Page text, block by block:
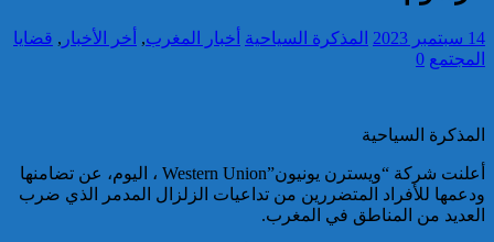
تقديم 17 موقوفا على أنظار النيابة
العامة لدى محكمة الاستئناف
كاريكاتير
14 سبتمبر 2023 المذكرة السياحية أخبار المغرب, أخر الأخبار , قضايا
المجتمع 0
المذكرة السياحية
أعلنت شركة “ويسترن يونيون”Western Union ، اليوم، عن تضامنها
ودعمها للأفراد المتضررين من تداعيات الزلزال المدمر الذي ضرب
العديد من المناطق في المغرب.